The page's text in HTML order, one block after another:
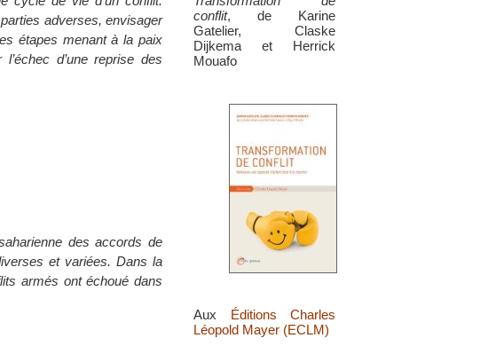
conflit, de Karine
Gatelier, Claske
Dijkema et Herrick
Mouafo
Aux Éditions Charles
Léopold Mayer (ECLM)
adverses, envisager
étapes menant à la paix
d’une reprise des
des accords de
et variées. Dans la
armés ont échoué dans